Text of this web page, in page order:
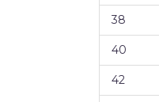
38
40
42